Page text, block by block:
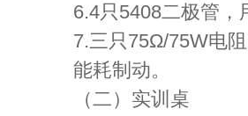
6.4只5408二极管
7.三只75Ω/75W电
能耗制动。
（二）实训桌